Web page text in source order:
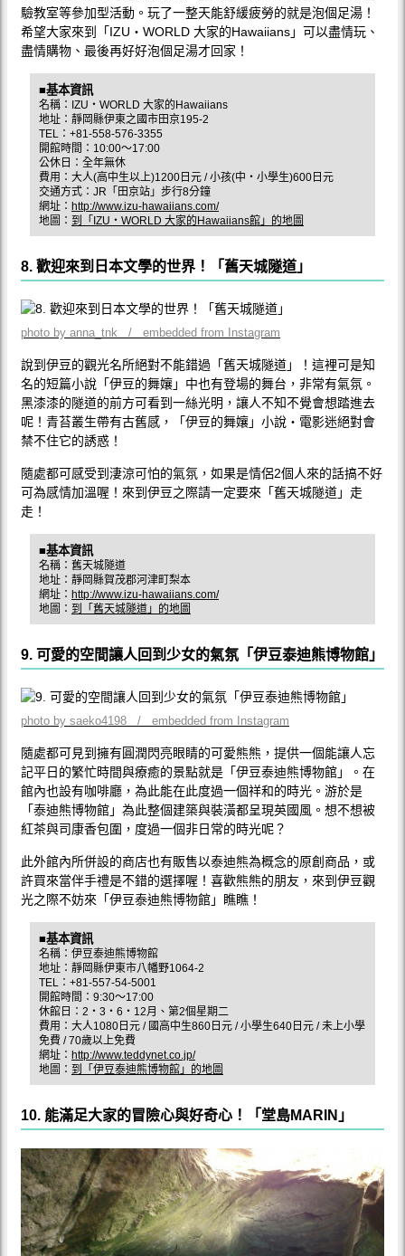
驗教室等參加型活動。玩了一整天能舒緩疲勞的就是泡個足湯！
希望大家來到「IZU‧WORLD 大家的Hawaiians」可以盡情玩、
盡情購物、最後再好好泡個足湯才回家！
■基本資訊
名稱：IZU‧WORLD 大家的Hawaiians
地址：靜岡縣伊東之國市田京195-2
TEL：+81-558-576-3355
開館時間：10:00〜17:00
公休日：全年無休
費用：大人(高中生以上)1200日元 / 小孩(中‧小學生)600日元
交通方式：JR「田京站」步行8分鐘
網址： http://www.izu-hawaiians.com/
地圖： 到「IZU‧WORLD 大家的Hawaiians館」的地圖
8. 歡迎來到日本文學的世界！「舊天城隧道」
photo by anna_tnk / embedded from Instagram
說到伊豆的觀光名所絕對不能錯過「舊天城隧道」！這裡可是知
名的短篇小說「伊豆的舞孃」中也有登場的舞台，非常有氣氛。
黑漆漆的隧道的前方可看到一絲光明，讓人不知不覺會想踏進去
呢！青苔叢生帶有古舊感，「伊豆的舞孃」小說‧電影迷絕對會
禁不住它的誘惑！
隨處都可感受到淒涼可怕的氣氛，如果是情侶2個人來的話搞不好
可為感情加溫喔！來到伊豆之際請一定要來「舊天城隧道」走
走！
■基本資訊
名稱：舊天城隧道
地址：靜岡縣賀茂郡河津町梨本
網址： http://www.izu-hawaiians.com/
地圖： 到「舊天城隧道」的地圖
9. 可愛的空間讓人回到少女的氣氛「伊豆泰迪熊博物館」
photo by saeko4198 / embedded from Instagram
隨處都可見到擁有圓潤閃亮眼睛的可愛熊熊，提供一個能讓人忘
記平日的繁忙時間與療癒的景點就是「伊豆泰迪熊博物館」。在
館內也設有咖啡廳，為此能在此度過一個祥和的時光。游於是
「泰迪熊博物館」為此整個建築與裝潢都呈現英國風。想不想被
紅茶與司康香包圍，度過一個非日常的時光呢？
此外館內所併設的商店也有販售以泰迪熊為概念的原創商品，或
許買來當伴手禮是不錯的選擇喔！喜歡熊熊的朋友，來到伊豆觀
光之際不妨來「伊豆泰迪熊博物館」瞧瞧！
■基本資訊
名稱：伊豆泰迪熊博物館
地址：靜岡縣伊東市八幡野1064-2
TEL：+81-557-54-5001
開館時間：9:30〜17:00
休館日：2‧3‧6‧12月、第2個星期二
費用：大人1080日元 / 國高中生860日元 / 小學生640日元 / 未上小學
免費 / 70歲以上免費
網址： http://www.teddynet.co.jp/
地圖： 到「伊豆泰迪熊博物館」的地圖
10. 能滿足大家的冒險心與好奇心！「堂島MARIN」